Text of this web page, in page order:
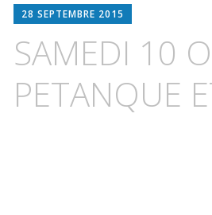
28 SEPTEMBRE 2015
SAMEDI 10
PETANQUE